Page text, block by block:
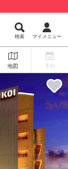
検索 マイメニュー
地図 予約